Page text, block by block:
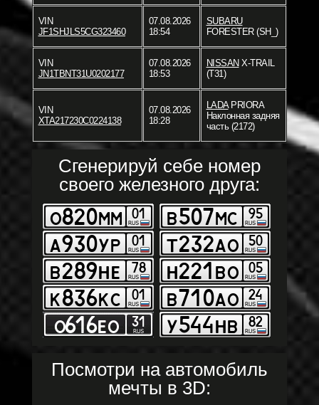
VIN
JF1SHJLS5CG323460
07.08.2026
18:54
SUBARU
FORESTER (SH_)
VIN
JN1TBNT31U0202177
07.08.2026
18:53
NISSAN X-TRAIL
(T31)
VIN
XTA217230C0224138
07.08.2026
18:28
LADAPRIORA
Наклонная задняя
часть (2172)
Сгенерируй себе номер
своего железного друга:
Посмотри на автомобиль
мечты в 3D: